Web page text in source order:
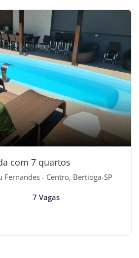
com 7 quartos
Fernandes - Centro, Bertioga-SP
7 Vagas